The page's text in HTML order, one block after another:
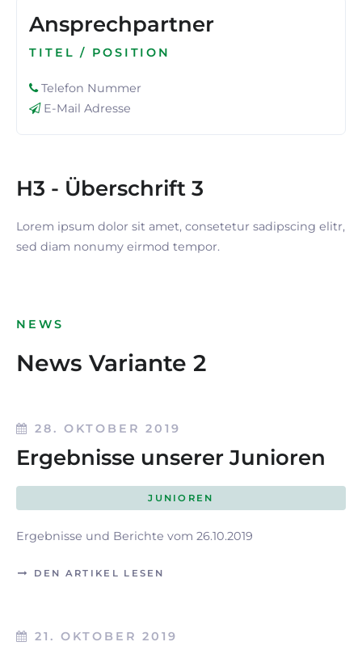
Ansprechpartner
TITEL / POSITION
Telefon Nummer
E-Mail Adresse
H3 - Überschrift 3
Lorem ipsum dolor sit amet, consetetur sadipscing elitr,
sed diam nonumy eirmod tempor.
NEWS
News Variante 2
28. OKTOBER 2019
Ergebnisse unserer Junioren
JUNIOREN
Ergebnisse und Berichte vom 26.10.2019
DEN ARTIKEL LESEN
21. OKTOBER 2019